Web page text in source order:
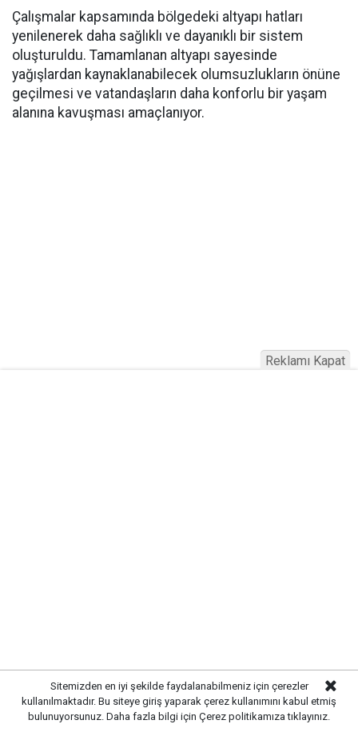
Çalışmalar kapsamında bölgedeki altyapı hatları
yenilenerek daha sağlıklı ve dayanıklı bir sistem
oluşturuldu. Tamamlanan altyapı sayesinde
yağışlardan kaynaklanabilecek olumsuzlukların önüne
geçilmesi ve vatandaşların daha konforlu bir yaşam
alanına kavuşması amaçlanıyor.
çalışmalarıyla birlikte sokağın modern bir görünüme
kavuşturulması planlanıyor.
Sitemizden en iyi şekilde faydalanabilmeniz için çerezler
kullanılmaktadır. Bu siteye giriş yaparak çerez kullanımını kabul etmiş
bulunuyorsunuz. Daha fazla bilgi için Çerez politikamıza tıklayınız.
Reklamı Kapat